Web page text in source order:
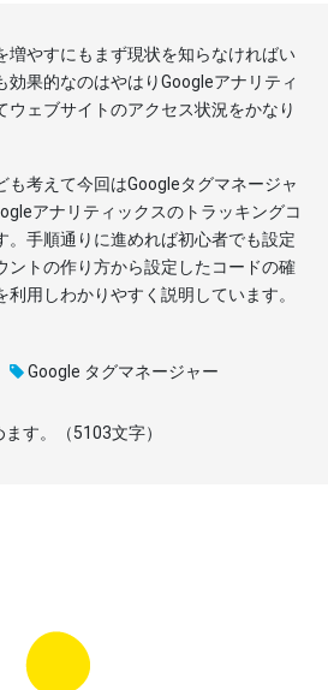
増やすにもまず現状を知らなければい
効果的なのはやはりGoogleアナリティ
ウェブサイトのアクセス状況をかなり
も考えて今回はGoogleタグマネージャ
アナリティックスのトラッキングコ
。手順通りに進めれば初心者でも設定
ントの作り方から設定したコードの確
用しわかりやすく説明しています。
Google タグマネージャー
ます。（5103文字）